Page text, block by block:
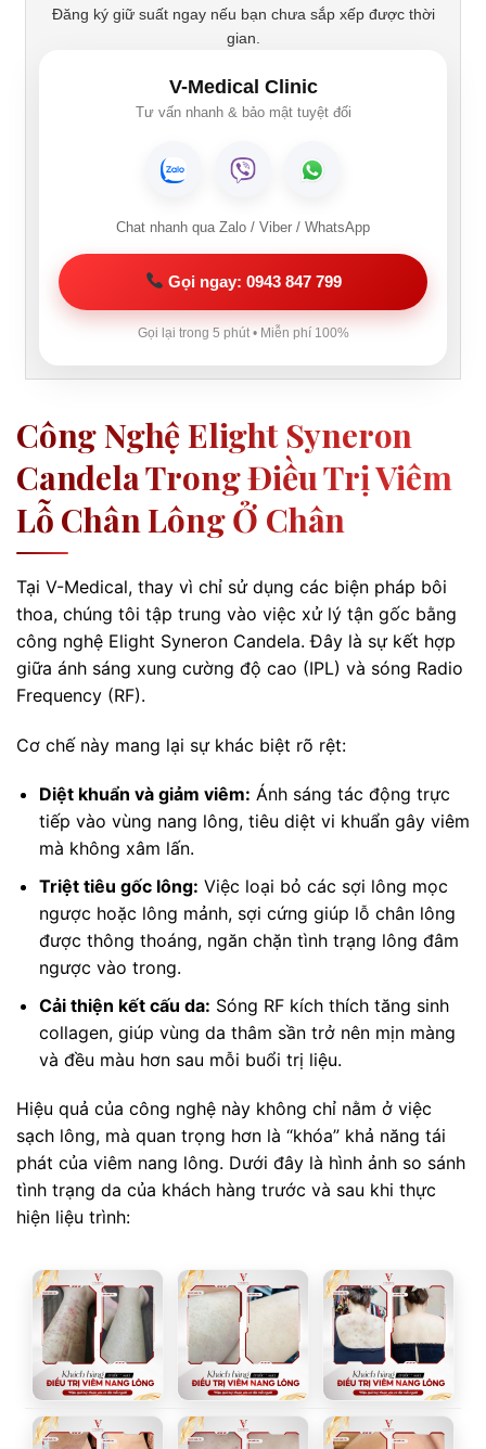
Đăng ký giữ suất ngay nếu bạn chưa sắp xếp được thời
gian.
V-Medical Clinic
Tư vấn nhanh & bảo mật tuyệt đối
Chat nhanh qua Zalo / Viber / WhatsApp
Gọi ngay: 0943 847 799
Gọi lại trong 5 phút • Miễn phí 100%
Công Nghệ Elight Syneron
Candela Trong Điều Trị Viêm
Lỗ Chân Lông Ở Chân
Tại V-Medical, thay vì chỉ sử dụng các biện pháp bôi
thoa, chúng tôi tập trung vào việc xử lý tận gốc bằng
công nghệ Elight Syneron Candela. Đây là sự kết hợp
giữa ánh sáng xung cường độ cao (IPL) và sóng Radio
Frequency (RF).
Cơ chế này mang lại sự khác biệt rõ rệt:
Diệt khuẩn và giảm viêm: Ánh sáng tác động trực
tiếp vào vùng nang lông, tiêu diệt vi khuẩn gây viêm
mà không xâm lấn.
Triệt tiêu gốc lông: Việc loại bỏ các sợi lông mọc
ngược hoặc lông mảnh, sợi cứng giúp lỗ chân lông
được thông thoáng, ngăn chặn tình trạng lông đâm
ngược vào trong.
Cải thiện kết cấu da: Sóng RF kích thích tăng sinh
collagen, giúp vùng da thâm sần trở nên mịn màng
và đều màu hơn sau mỗi buổi trị liệu.
Hiệu quả của công nghệ này không chỉ nằm ở việc
sạch lông, mà quan trọng hơn là “khóa” khả năng tái
phát của viêm nang lông. Dưới đây là hình ảnh so sánh
tình trạng da của khách hàng trước và sau khi thực
hiện liệu trình: